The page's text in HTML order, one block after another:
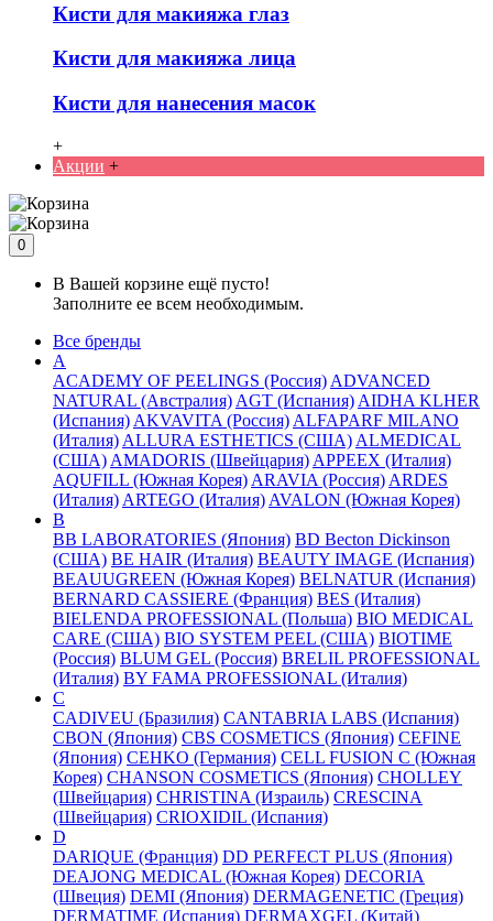
Кисти для макияжа глаз
Кисти для макияжа лица
Кисти для нанесения масок
+
Акции +
0
В Вашей корзине ещё пусто!
Заполните ее всем необходимым.
Все бренды
A
ACADEMY OF PEELINGS (Россия) ADVANCED
NATURAL (Австралия) AGT (Испания) AIDHA KLHER
(Испания) AKVAVITA (Россия) ALFAPARF MILANO
(Италия) ALLURA ESTHETICS (США) ALMEDICAL
(США) AMADORIS (Швейцария) APPEEX (Италия)
AQUFILL (Южная Корея) ARAVIA (Россия) ARDES
(Италия) ARTEGO (Италия) AVALON (Южная Корея)
B
BB LABORATORIES (Япония) BD Becton Dickinson
(США) BE HAIR (Италия) BEAUTY IMAGE (Испания)
BEAUUGREEN (Южная Корея) BELNATUR (Испания)
BERNARD CASSIERE (Франция) BES (Италия)
BIELENDA PROFESSIONAL (Польша) BIO MEDICAL
CARE (США) BIO SYSTEM PEEL (США) BIOTIME
(Россия) BLUM GEL (Россия) BRELIL PROFESSIONAL
(Италия) BY FAMA PROFESSIONAL (Италия)
C
CADIVEU (Бразилия) CANTABRIA LABS (Испания)
CBON (Япония) CBS COSMETICS (Япония) CEFINE
(Япония) CEHKO (Германия) CELL FUSION C (Южная
Корея) CHANSON COSMETICS (Япония) CHOLLEY
(Швейцария) CHRISTINA (Израиль) CRESCINA
(Швейцария) CRIOXIDIL (Испания)
D
DARIQUE (Франция) DD PERFECT PLUS (Япония)
DEAJONG MEDICAL (Южная Корея) DECORIA
(Швеция) DEMI (Япония) DERMAGENETIC (Греция)
DERMATIME (Испания) DERMAXGEL (Китай)